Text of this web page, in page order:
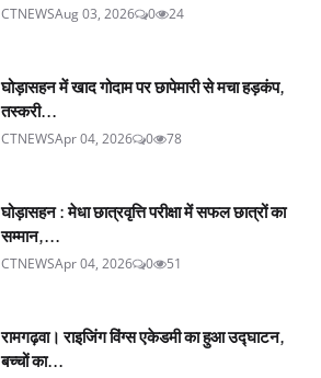
CTNEWSAug 03, 2026 0 24
घोड़ासहन में खाद गोदाम पर छापेमारी से मचा हड़कंप,
तस्करी...
CTNEWSApr 04, 2026 0 78
घोड़ासहन : मेधा छात्रवृत्ति परीक्षा में सफल छात्रों का
सम्मान,...
CTNEWSApr 04, 2026 0 51
रामगढ़वा। राइजिंग विंग्स एकेडमी का हुआ उद्घाटन,
बच्चों का...